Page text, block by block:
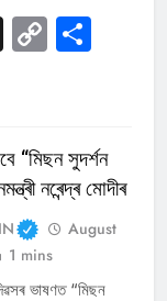
X Copy
“মিছন সুদৰ্শন
নৰেন্দ্ৰ মোদীৰ
August
1 mins
ভাষণত “মিছন